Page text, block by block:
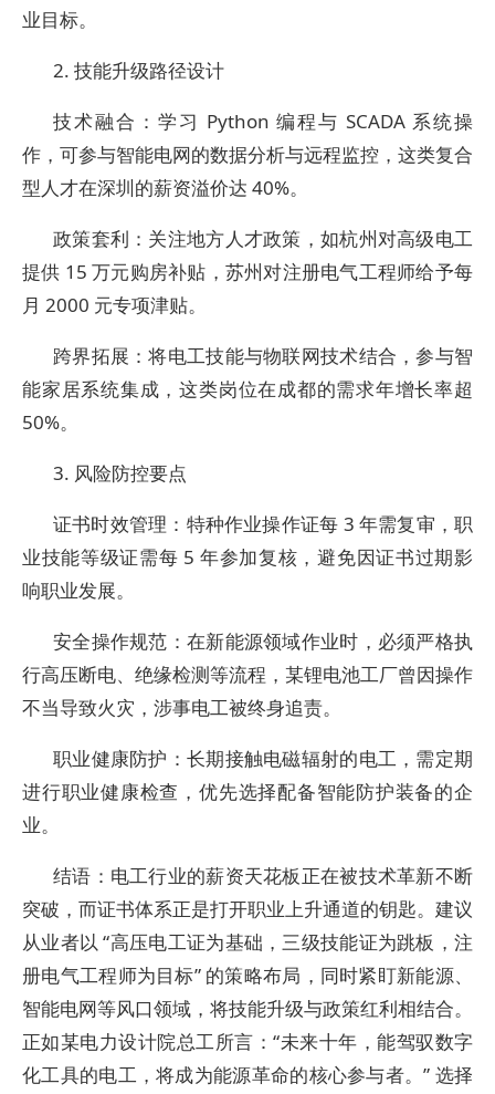
业目标。
2. 技能升级路径设计
技术融合：学习 Python 编程与 SCADA 系统操
作，可参与智能电网的数据分析与远程监控，这类复合
型人才在深圳的薪资溢价达 40%。
政策套利：关注地方人才政策，如杭州对高级电工
提供 15 万元购房补贴，苏州对注册电气工程师给予每
月 2000 元专项津贴。
跨界拓展：将电工技能与物联网技术结合，参与智
能家居系统集成，这类岗位在成都的需求年增长率超
50%。
3. 风险防控要点
证书时效管理：特种作业操作证每 3 年需复审，职
业技能等级证需每 5 年参加复核，避免因证书过期影
响职业发展。
安全操作规范：在新能源领域作业时，必须严格执
行高压断电、绝缘检测等流程，某锂电池工厂曾因操作
不当导致火灾，涉事电工被终身追责。
职业健康防护：长期接触电磁辐射的电工，需定期
进行职业健康检查，优先选择配备智能防护装备的企
业。
结语：电工行业的薪资天花板正在被技术革新不断
突破，而证书体系正是打开职业上升通道的钥匙。建议
从业者以 “高压电工证为基础，三级技能证为跳板，注
册电气工程师为目标” 的策略布局，同时紧盯新能源、
智能电网等风口领域，将技能升级与政策红利相结合。
正如某电力设计院总工所言：“未来十年，能驾驭数字
化工具的电工，将成为能源革命的核心参与者。” 选择